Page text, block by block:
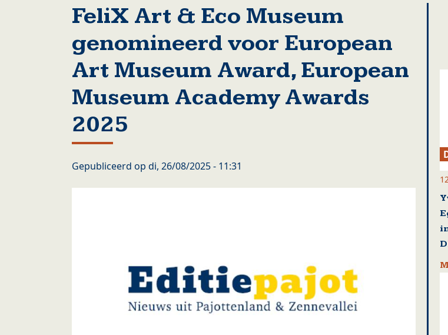
FeliX Art & Eco Museum
genomineerd voor European
Art Museum Award, European
Museum Academy Awards
2025
Gepubliceerd op di, 26/08/2025 - 11:31